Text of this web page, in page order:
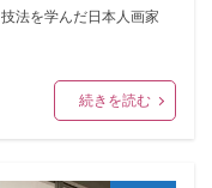
法を学んだ日本人画家
続きを読む